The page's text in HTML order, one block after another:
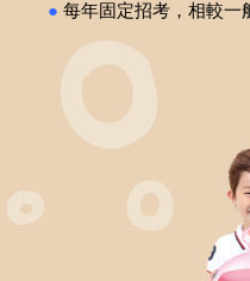
● 每年固定招考，相較一